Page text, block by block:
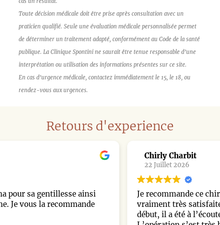
Toute décision médicale doit être prise après consultation avec un
praticien qualifié. Seule une évaluation médicale personnalisée permet
de déterminer un traitement adapté, conformément au Code de la santé
publique. La Clinique Spontini ne saurait être tenue responsable d’une
interprétation ou utilisation des informations présentes sur ce site.
En cas d’urgence médicale, contactez immédiatement le 15, le 18, ou
rendez-vous aux urgences.
Retours d'experience
Je recommande ce chirurgien les yeux fermés. Je suis
vraiment très satisfaite de ma rhinoplastie. Dès le
début, il a été à l’écoute, professionnel et rassurant.